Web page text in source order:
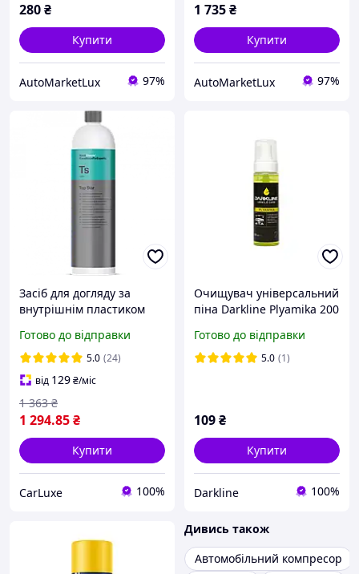
280₴
Купити
AutoMarketLux 97%
1 735₴
Купити
AutoMarketLux 97%
Засіб для догляду за
внутрішнім пластиком
Original
Готово до відправки
5.0 (24)
від 129₴/міс
1 294.85₴
1 363 ₴
Купити
CarLuxe 100%
Очищувач універсальний
піна Darkline Plyamika 200
Готово до відправки
5.0 (1)
109₴
Купити
Darkline 100%
Дивись також
Автомобільний компресор